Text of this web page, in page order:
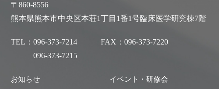
〒860-8556
熊本県熊本市中央区本荘1丁目1番1号臨床医学研究棟7階
TEL：096-373-7214
096-373-7215
FAX：096-373-7220
お知らせ イベント・研修会